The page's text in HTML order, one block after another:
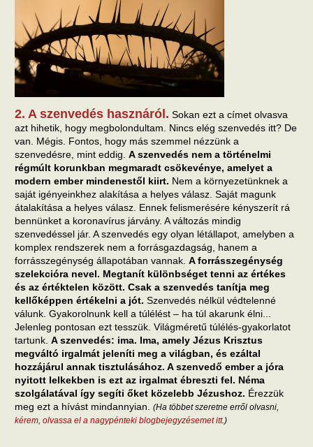
2. A szenvedés hasznáról. Sokan ezt a címet olvasva
azt hihetik, hogy megbolondultam. Nincs elég szenvedés itt? De
van. Mégis. Fontos, hogy más szemmel nézzünk a
szenvedésre, mint eddig. A szenvedés nem a történelmi
régmúlt korunkban megmaradt csökevénye, amelyet a
modern ember mindenestől kiirt. Nem a környezetünknek a
saját igényeinkhez alakítása a helyes válasz. Saját magunk
átalakítása a helyes válasz. Ennek felismerésére kényszerít rá
bennünket a koronavírus járvány. A változás mindig
szenvedéssel jár. A szenvedés egy olyan létállapot, amelyben a
komplex rendszerek nem a forrásgazdagság, hanem a
forrásszegénység állapotában vannak. A forrásszegénység
szelekcióra nevel. Megtanít különbséget tenni az értékes
és az értéktelen között. Csak a szenvedés tanítja meg
kellőképpen értékelni a jót. Szenvedés nélkül védtelenné
válunk. Gyakorolnunk kell a túlélést – ha túl akarunk élni...
Jelenleg pontosan ezt tesszük. Világméretű túlélés-gyakorlatot
tartunk. A szenvedés: ima. Ima, amely Jézus Krisztus
megváltó irgalmát jeleníti meg a világban, és ezáltal
hozzájárul annak tisztulásához. A szenvedő ember a jóra
nyitott lelkekben is ezt az irgalmat ébreszti fel. Néma
szolgálatával így segíti őket közelebb Jézushoz. Érezzük
meg ezt a hívást mindannyian. (Ha többet szeretne erről olvasni,
kérem, olvassa el a nagypénteki blogbejegyzésemet itt.)